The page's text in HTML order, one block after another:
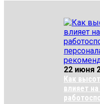
22 июня
Как
влияет